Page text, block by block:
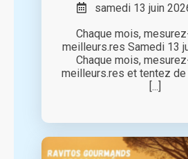
samedi 13 juin
Chaque mois,
meilleurs.res Samedi 13
Chaque mois,
meilleurs.res et tentez
[...]